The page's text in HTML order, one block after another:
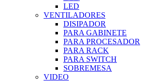
LED
VENTILADORES
DISIPADOR
PARA GABINETE
PARA PROCESADOR
PARA RACK
PARA SWITCH
SOBREMESA
VIDEO